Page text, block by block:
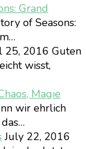
Grand
of Seasons:
25, 2016 Guten
wisst,
Magie
wir ehrlich
July 22, 2016